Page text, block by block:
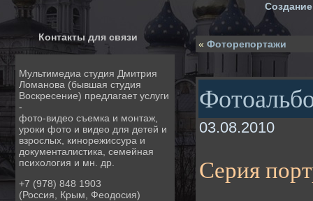
Контакты для связи
Мультимедиа студия Дмитрия
Ломанова (бывшая студия
Воскресение) предлагает услуги
-
фото-видео съемка и монтаж,
уроки фото и видео для детей и
взрослых, кинорежиссура и
документалистика, семейная
психология и мн. др.
+7 (978) 848 1903
(Россия, Крым, Феодосия)
« Фоторепортажи
03.08.2010
Серия